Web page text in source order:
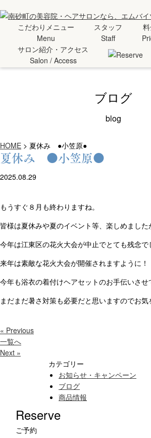
こだわりメニュー
Menu
スタッフ
Staff
サロン紹介・アクセス
Salon / Access
ブログ
blog
HOME > 夏休み ●小笠原●
夏休み ●小笠原●
2025.08.29
もうすぐ８月も終わりますね。
皆様は夏休みや夏のイベント等、楽しめました
今年は江東区の花火大会が中止でとても残念で
来年は素敵な花火大会が開催されますように！
今年も浴衣の着付けヘアセットのお手伝いさせ
まだまだ暑さ対策も必要だと思いますのでお
« Previous
一覧へ
Next »
カテゴリー
お知らせ・キャンペーン
ブログ
商品情報
Reserve
ご予約